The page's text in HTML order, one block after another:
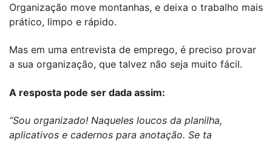
Organização move montanhas, e deixa o trabalho mais
prático, limpo e rápido.
Mas em uma entrevista de emprego, é preciso provar
a sua organização, que talvez não seja muito fácil.
A resposta pode ser dada assim:
“Sou organizado! Naqueles loucos da planilha,
aplicativos e cadernos para anotação. Se ta